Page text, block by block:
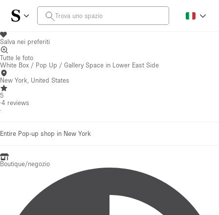
Salva nei preferiti
Tutte le foto
White Box / Pop Up / Gallery Space in Lower East Side
New York, United States
5
·4 reviews
·
Entire Pop-up shop in New York
Boutique/negozio